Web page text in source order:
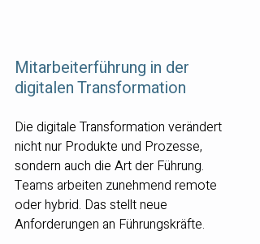
Mitarbeiterführung in der
digitalen Transformation
Die digitale Transformation verändert
nicht nur Produkte und Prozesse,
sondern auch die Art der Führung.
Teams arbeiten zunehmend remote
oder hybrid. Das stellt neue
Anforderungen an Führungskräfte.